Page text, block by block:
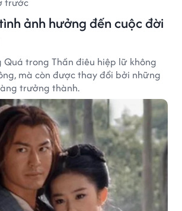
ảnh hưởng đến cuộc đời
trong Thần điêu hiệp lữ không
mà còn được thay đổi bởi những
trưởng thành.